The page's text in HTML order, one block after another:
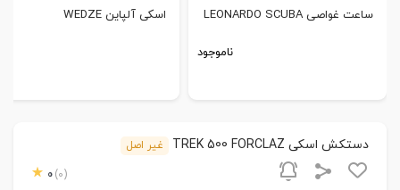
ساعت غواصی LEONARDO SCUBA
ناموجود
اسکی آلپاین WEDZE
دستکش اسکی TREK 500 FORCLAZ غیر اصل
0 (0)